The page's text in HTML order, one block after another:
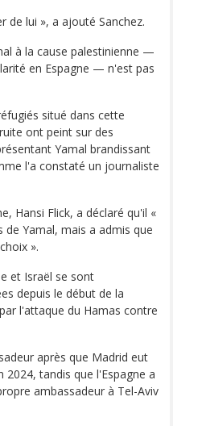
de lui », a ajouté Sanchez.
à la cause palestinienne —
en Espagne — n'est pas
situé dans cette
ont peint sur des
Yamal brandissant
l'a constaté un journaliste
Hansi Flick, a déclaré qu'il «
de Yamal, mais a admis que
».
et Israël se sont
depuis le début de la
l'attaque du Hamas contre
après que Madrid eut
tandis que l'Espagne a
ambassadeur à Tel-Aviv